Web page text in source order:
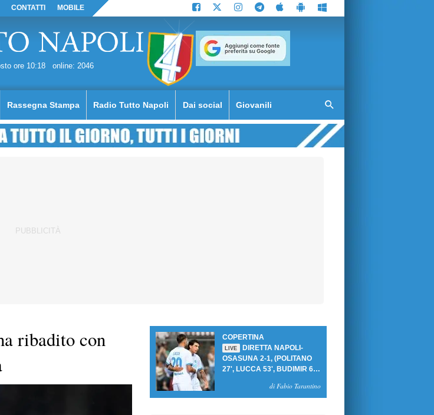
CONTATTI MOBILE
ore 10:18 online: 2046
Rassegna Stampa Radio Tutto Napoli Dai social Giovanili
ribadito con
COPERTINA
LIVE
DIRETTA NAPOLI-
OSASUNA 2-1, (POLITANO
27', LUCCA 53', BUDIMIR 69'
PER PRIMA VITTORIA AL
di Fabio Tarantino